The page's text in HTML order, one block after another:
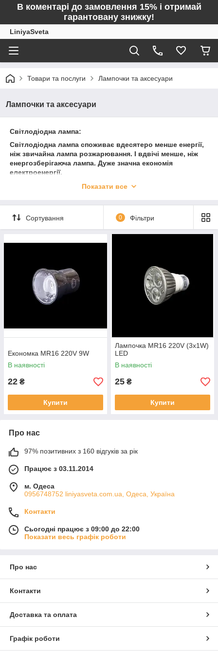
В коментарі до замовлення 15% і отримай
гарантовану знижку!
LiniyaSveta
Товари та послуги Лампочки та аксесуари
Лампочки та аксесуари
Світлодіодна лампа:
Світлодіодна лампа споживає вдесятеро менше енергії,
ніж звичайна лампа розжарювання. І вдвічі менше, ніж
енергозберігаюча лампа. Дуже значна економія
електроенергії.
Термін служби світлодіодної лампи значно більший, ніж
підходить для економії енергії вдома, в офісі або на
підприємстві.
безпечних матеріалів, що не містять, наприклад:
ртуті. Лампи не випромінюють ультрафіолетове чи
Показати все
Сортування 0 Фільтри
Економка MR16 220V 9W
В наявності
22 ₴
Купити
Лампочка MR16 220V (3x1W)
LED
В наявності
25 ₴
Купити
Про нас
97% позитивних з 160 відгуків за рік
Працює з 03.11.2014
м. Одеса
0956748752 liniyasveta.com.ua, Одеса, Україна
Контакти
Сьогодні працює з 09:00 до 22:00
Показати весь графік роботи
Про нас
Контакти
Доставка та оплата
Графік роботи